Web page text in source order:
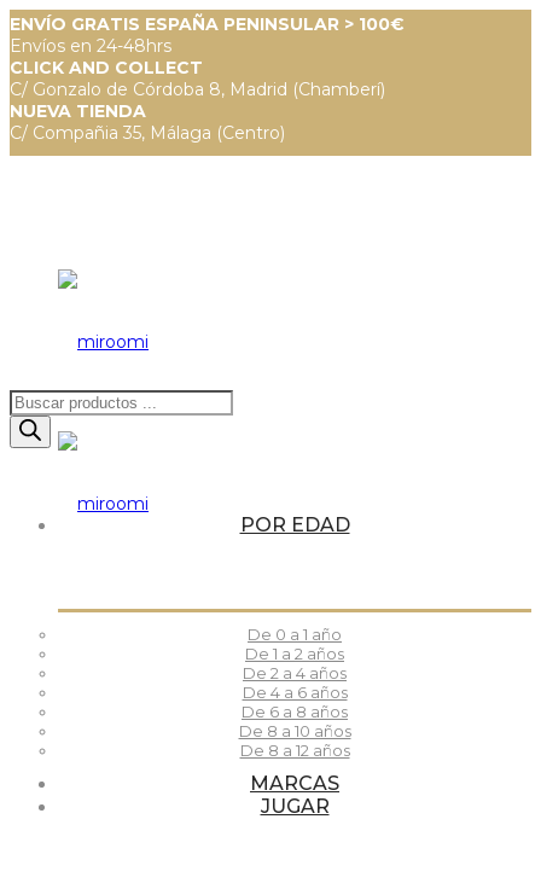
ENVÍO GRATIS ESPAÑA PENINSULAR > 100€
Envíos en 24-48hrs
CLICK AND COLLECT
C/ Gonzalo de Córdoba 8, Madrid (Chamberí)
NUEVA TIENDA
C/ Compañia 35, Málaga (Centro)
Búsqueda
de
productos
POR EDAD
De 0 a 1 año
De 1 a 2 años
De 2 a 4 años
De 4 a 6 años
De 6 a 8 años
De 8 a 10 años
De 8 a 12 años
MARCAS
JUGAR